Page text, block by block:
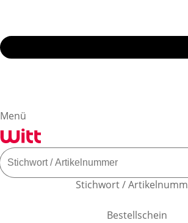
Menü
Stichwort /
Bestellschein